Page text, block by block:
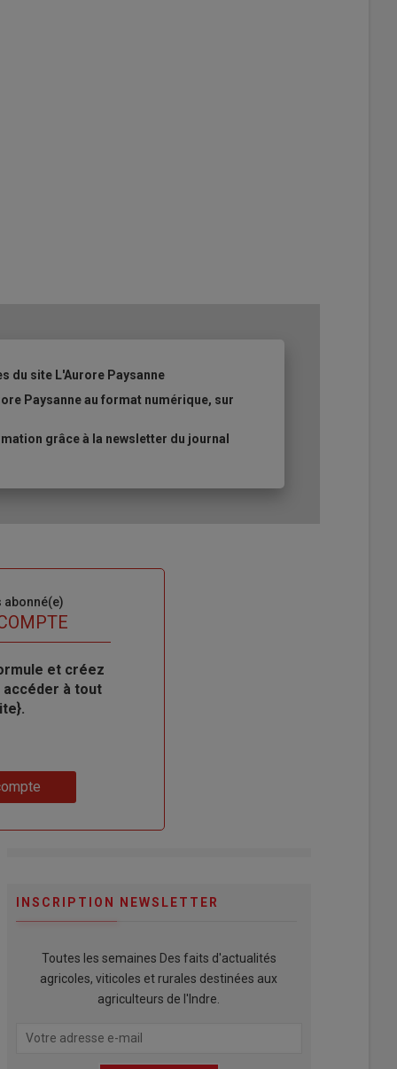
du site L'Aurore Paysanne
Paysanne au format numérique, sur
grâce à la newsletter du journal
abonné(e)
et créez
à tout
INSCRIPTION NEWSLETTER
Toutes les semaines Des faits d'actualités
agricoles, viticoles et rurales destinées aux
agriculteurs de l'Indre.